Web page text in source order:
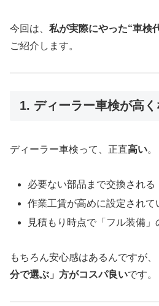
今回は、 私が実際にやった“車検
ご紹介します。
1. ディーラー車検が高
ディーラー車検って、正直高い。
必要ない部品まで交換される
作業工賃が高めに設定されて
見積もり時点で「フル装備」
もちろん安心感はあるんですが、
分で選ぶ」方がコスパ良いです。